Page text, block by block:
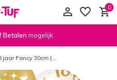
0
morgen bezorgd
jaar Fancy 30cm |...